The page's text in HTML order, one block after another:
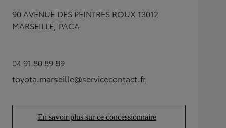
90 AVENUE DES PEINTRES ROUX 13012
MARSEILLE, PACA
04 91 80 89 89(Opens in new tab)
toyota.marseille@servicecontact.fr
(Opens in new tab)
En savoir plus sur ce concessionnaire
(Opens in new tab)